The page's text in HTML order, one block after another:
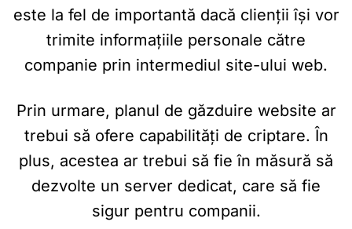
este la fel de importantă dacă clienții își vor
trimite informațiile personale către
companie prin intermediul site-ului web.
Prin urmare, planul de găzduire website ar
trebui să ofere capabilități de criptare. În
plus, acestea ar trebui să fie în măsură să
dezvolte un server dedicat, care să fie
sigur pentru companii.